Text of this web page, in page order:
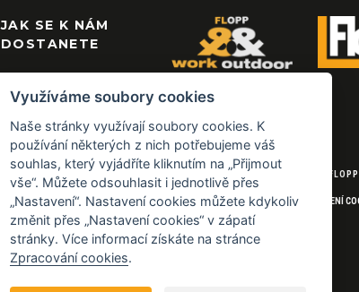
JAK SE K NÁM
DOSTANETE
© 2026
NASTAVENÍ
Využíváme soubory cookies
Naše stránky využívají soubory cookies. K
používání některých z nich potřebujeme váš
souhlas, který vyjádříte kliknutím na „Přijmout
vše“. Můžete odsouhlasit i jednotlivě přes
„Nastavení“. Nastavení cookies můžete kdykoliv
změnit přes „Nastavení cookies“ v zápatí
stránky. Více informací získáte na stránce
Zpracování cookies.